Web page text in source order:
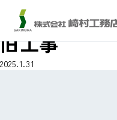
小松市立
旧工事
2025.1.31